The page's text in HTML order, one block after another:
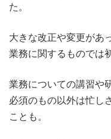
た。
大きな改正や変更があ
業務に関するものでは
業務についての講習や
必須のもの以外は忙し
ことも。